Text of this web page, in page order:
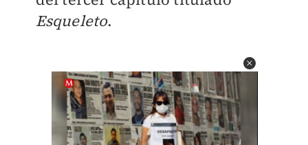
Esqueleto.